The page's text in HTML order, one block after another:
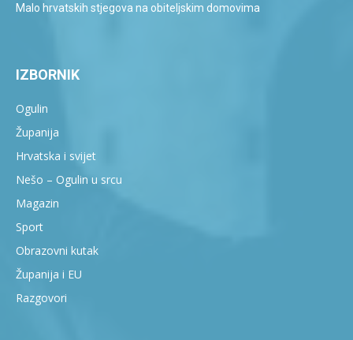
Malo hrvatskih stjegova na obiteljskim domovima
IZBORNIK
Ogulin
Županija
Hrvatska i svijet
Nešo – Ogulin u srcu
Magazin
Sport
Obrazovni kutak
Županija i EU
Razgovori